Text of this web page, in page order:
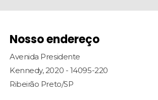
Nosso endereço
Avenida Presidente
Kennedy, 2020 - 14095-220
Ribeirão Preto/SP